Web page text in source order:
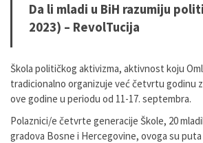
Da li mladi u BiH razumiju
2023) – RevolTucija
Škola političkog aktivizma, aktivnost koju
tradicionalno organizuje već četvrtu godinu
ove godine u periodu od 11-17. septembra.
Polaznici/e četvrte generacije Škole, 20
gradova Bosne i Hercegovine, ovoga su